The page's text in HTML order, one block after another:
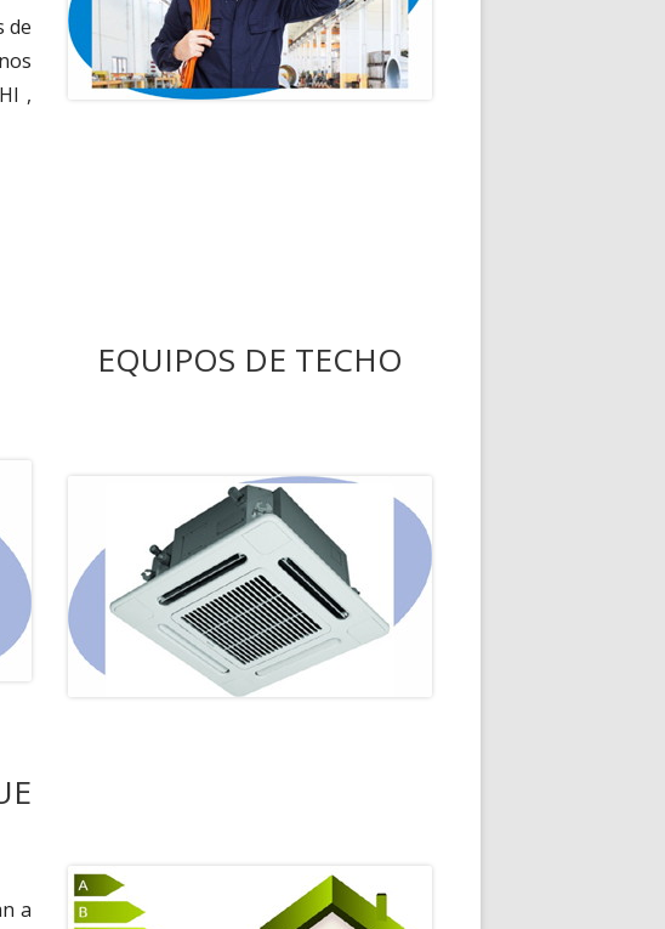
de
,
EQUIPOS DE TECHO
a